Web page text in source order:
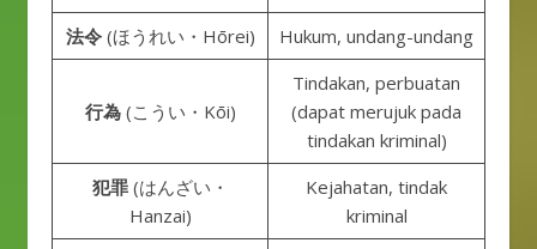
法令(ほうれい・Hōrei) Hukum, undang-undang
行為(こうい・Kōi)
Tindakan, perbuatan
(dapat merujuk pada
tindakan kriminal)
犯罪(はんざい・
Hanzai)
Kejahatan, tindak
kriminal